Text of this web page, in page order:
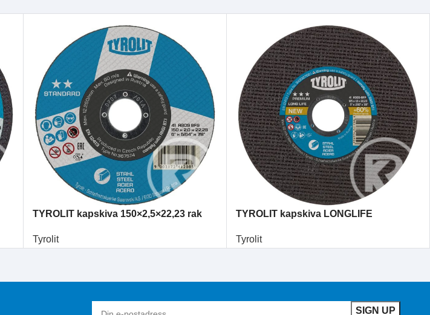
TYROLIT kapskiva 150×2,5×22,23 rak
Tyrolit
TYROLIT kapskiva LONGLIFE
Tyrolit